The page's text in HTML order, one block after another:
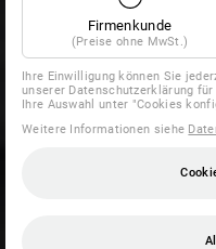
Firmenkunde
(Preise ohne MwSt.)
Ihre Einwilligung können Sie
unserer Datenschutzerklärung
Ihre Auswahl unter "Cookies
Weitere Informationen siehe